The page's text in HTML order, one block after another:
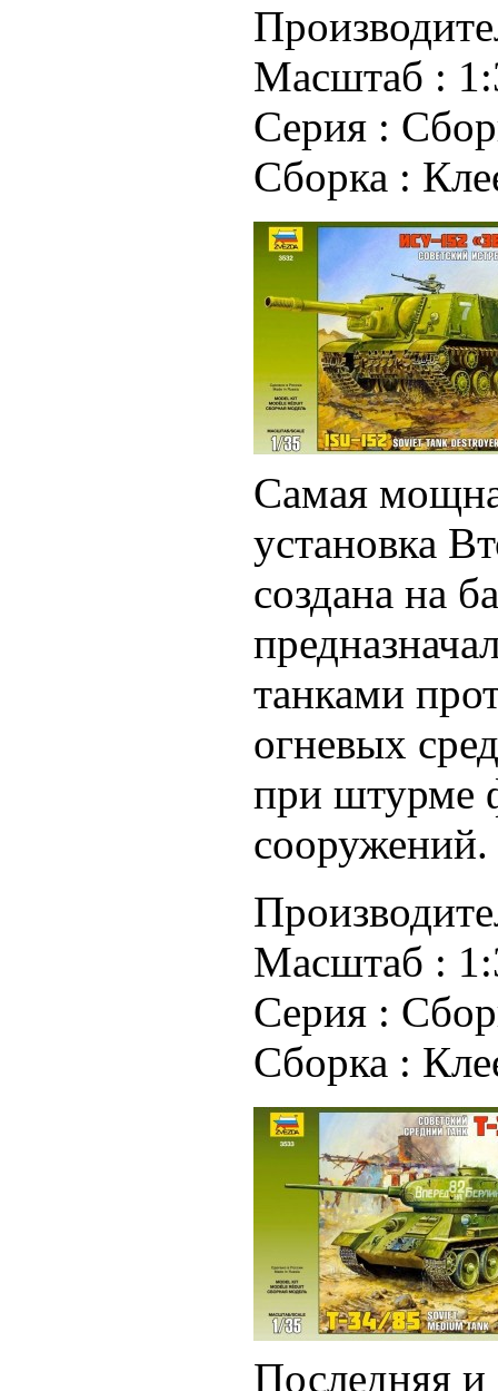
Масштаб :
Серия :
Сборка :
Самая
установка
создана на
танками
огневых
при штурме
сооружений.
Масштаб :
Серия :
Сборка :
Последняя и